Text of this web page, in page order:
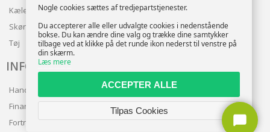
Kæledyr
Skønhed
Tøj
INFO
Handelsbetingelser
Finansering
Fortrolighedspolitik
Nogle cookies sættes af tredjepartstjenester.
Du accepterer alle eller udvalgte cookies i nedenstående
bokse. Du kan ændre dine valg og trække dine samtykker
tilbage ved at klikke på det runde ikon nederst til venstre på
din skærm.
Læs mere
ACCEPTER ALLE
Tilpas Cookies